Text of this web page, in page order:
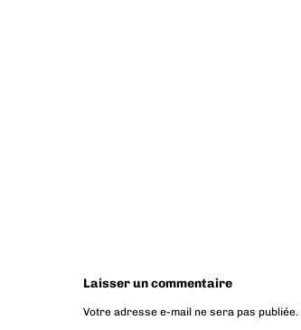
Laisser un commentaire
Votre adresse e-mail ne sera pas publiée.